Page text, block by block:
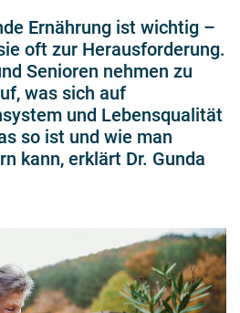
Ernährung ist wichtig –
oft zur Herausforderung.
Senioren nehmen zu
was sich auf
und Lebensqualität
so ist und wie man
kann, erklärt Dr. Gunda